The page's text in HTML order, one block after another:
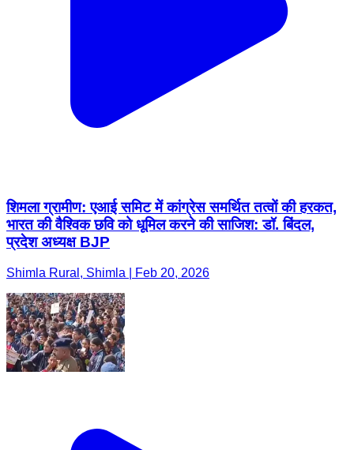
शिमला ग्रामीण: एआई समिट में कांग्रेस समर्थित तत्वों की हरकत,
भारत की वैश्विक छवि को धूमिल करने की साजिश: डॉ. बिंदल,
प्रदेश अध्यक्ष BJP
Shimla Rural, Shimla | Feb 20, 2026